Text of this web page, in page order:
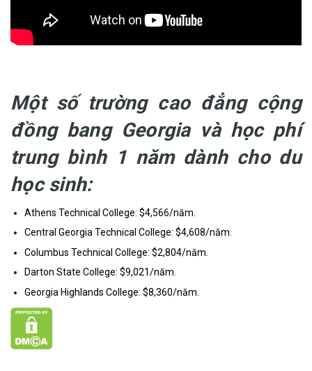
Một số trường cao đẳng cộng
đồng bang Georgia và học phí
trung bình 1 năm dành cho du
học sinh:
Athens Technical College: $4,566/năm.
Central Georgia Technical College: $4,608/năm.
Columbus Technical College: $2,804/năm.
Darton State College: $9,021/năm.
Georgia Highlands College: $8,360/năm.